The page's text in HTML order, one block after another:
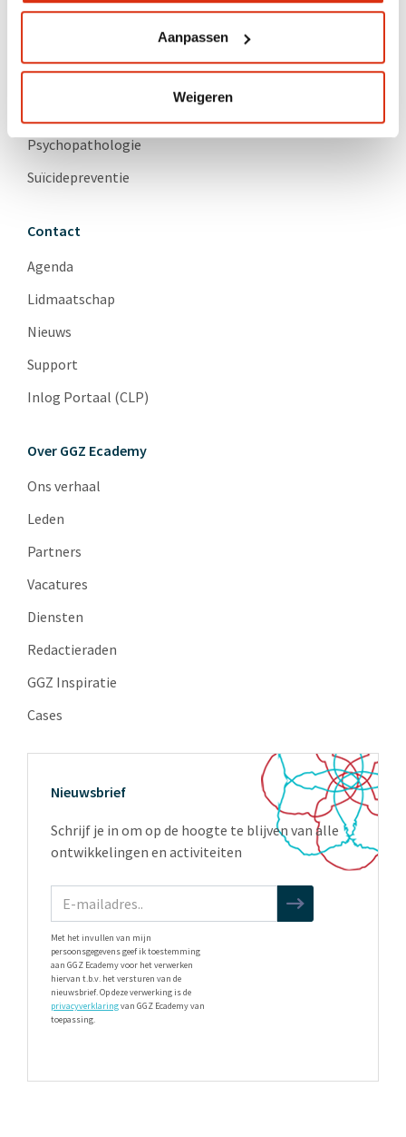
Aanpassen
Weigeren
Geneesmiddelen en somatiek
Psychopathologie
Suïcidepreventie
Contact
Agenda
Lidmaatschap
Nieuws
Support
Inlog Portaal (CLP)
Over GGZ Ecademy
Ons verhaal
Leden
Partners
Vacatures
Diensten
Redactieraden
GGZ Inspiratie
Cases
Nieuwsbrief
Schrijf je in om op de hoogte te blijven van alle
ontwikkelingen en activiteiten
Met het invullen van mijn
persoonsgegevens geef ik toestemming
aan GGZ Ecademy voor het verwerken
hiervan t.b.v. het versturen van de
nieuwsbrief. Op deze verwerking is de
privacyverklaringvan GGZ Ecademy van
toepassing.